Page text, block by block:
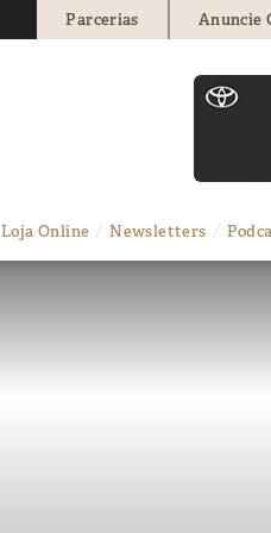
Parcerias Anuncie
Loja Online Newsletters